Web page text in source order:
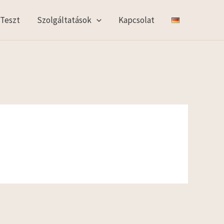
Szolgáltatások Kapcsolat